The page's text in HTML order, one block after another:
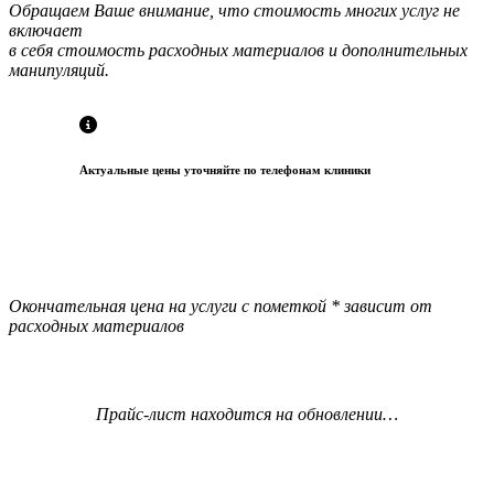
Обращаем Ваше внимание, что стоимость многих услуг не
включает
в себя стоимость расходных материалов и дополнительных
манипуляций.
Актуальные цены уточняйте по телефонам клиники
Окончательная цена на услуги с пометкой * зависит от
расходных материалов
Прайс-лист находится на обновлении…